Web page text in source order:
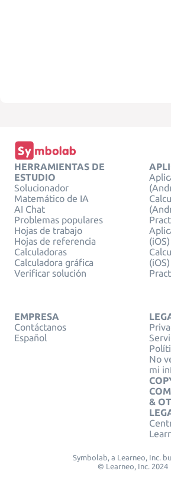
HERRAMIENTAS DE
ESTUDIO
Solucionador
Matemático de IA
AI Chat
Problemas populares
Hojas de trabajo
Hojas de referencia
Calculadoras
Calculadora gráfica
Verificar solución
(iOS)
(iOS)
EMPRESA
Contáctanos
Español
No
mi
&
Symbolab, a Learneo, Inc.
© Learneo, Inc. 2024